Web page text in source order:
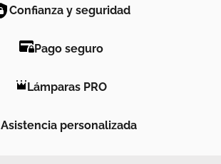
Confianza y seguridad
Pago seguro
Lámparas PRO
Asistencia personalizada